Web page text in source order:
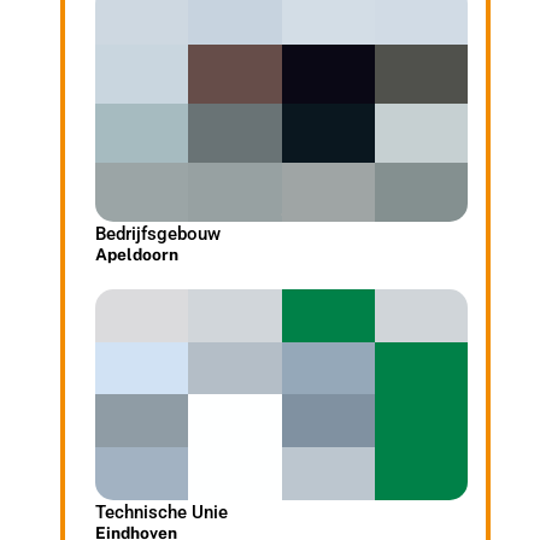
Bedrijfsgebouw
Apeldoorn
Technische Unie
Eindhoven